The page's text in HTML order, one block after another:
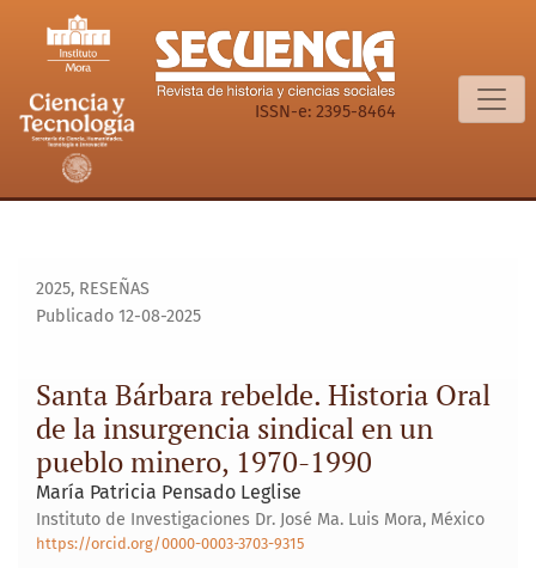
Santa Bárbara rebelde. Historia Oral de la insurgencia
ISSN-e: 2395-8464
2025, RESEÑAS
Santa Bárbara rebelde. Historia Oral
de la insurgencia sindical en un
pueblo minero, 1970-1990
Publicado 12-08-2025
María Patricia Pensado Leglise
Instituto de Investigaciones Dr. José Ma. Luis Mora, México
https://orcid.org/0000-0003-3703-9315